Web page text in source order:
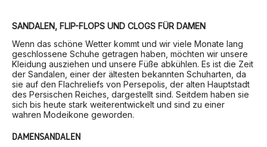
SANDALEN, FLIP-FLOPS UND CLOGS FÜR DAMEN
Wenn das schöne Wetter kommt und wir viele Monate lang
geschlossene Schuhe getragen haben, möchten wir unsere
Kleidung ausziehen und unsere Füße abkühlen. Es ist die Zeit
der Sandalen, einer der ältesten bekannten Schuharten, da
sie auf den Flachreliefs von Persepolis, der alten Hauptstadt
des Persischen Reiches, dargestellt sind. Seitdem haben sie
sich bis heute stark weiterentwickelt und sind zu einer
wahren Modeikone geworden.
DAMENSANDALEN